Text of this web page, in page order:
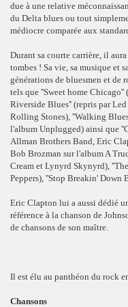
due à une relative
du Delta blues ou tout
médiocre comparée aux
Durant sa courte carrière, il
tombes ! Sa vie, sa musique et
générations de bluesmen et de
tels que ''Sweet home
Riverside Blues'' (repris par
Rolling Stones), ''Walking
l'album Unplugged) ainsi que
Allman Brothers Band, Eric
Bob Brozman sur l'album A
Cream et Lynyrd Skynyrd),
Peppers), ''Stop Breakin' Down
Eric Clapton lui a aussi dédié
référence à la chanson de
de chansons de son maître.
Il est élu au panthéon du rock
Chansons